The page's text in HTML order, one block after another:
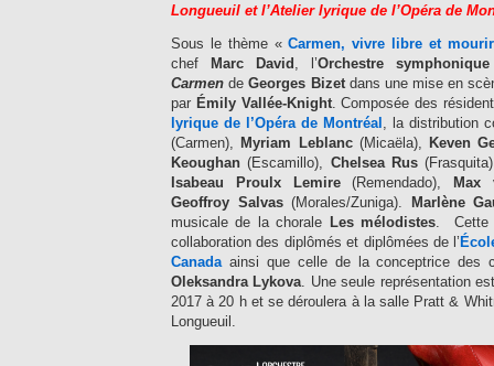
Longueuil et l’Atelier lyrique de l’Opéra de
Sous le thème «Carmen, vivre libre et
chef
Marc David , l’Orchestre
Carmen deGeorges Bizetdans une mise en
par Émily Vallée-Knight. Composée des
lyrique de l’Opéra de Montréal
, la distribution
(Carmen),
Myriam Leblanc(Micaëla),
Keven
Keoughan (Escamillo), Chelsea Rus
Isabeau Proulx Lemire(Remendado),
Max
Geoffroy Salvas(Morales/Zuniga).
Marlène
musicale de la chorale
Les mélodistes . Cette
collaboration des diplômés et diplômées de l’
Canada ainsi que celle de la conceptrice des
Oleksandra Lykova . Une seule représentation
2017 à 20 h et se déroulera à la salle Pratt &
Longueuil.